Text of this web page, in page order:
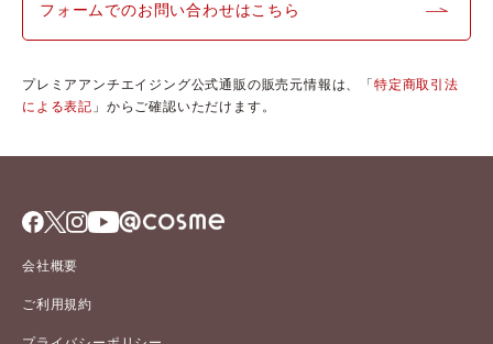
フォームでのお問い合わせはこちら
プレミアアンチエイジング公式通販の販売元情報は、「特定商取引法
による表記 」からご確認いただけます。
会社概要
ご利用規約